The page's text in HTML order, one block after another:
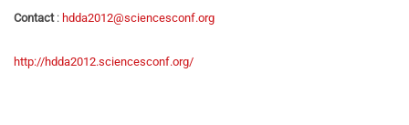
Contact : hdda2012@sciencesconf.org
http://hdda2012.sciencesconf.org/